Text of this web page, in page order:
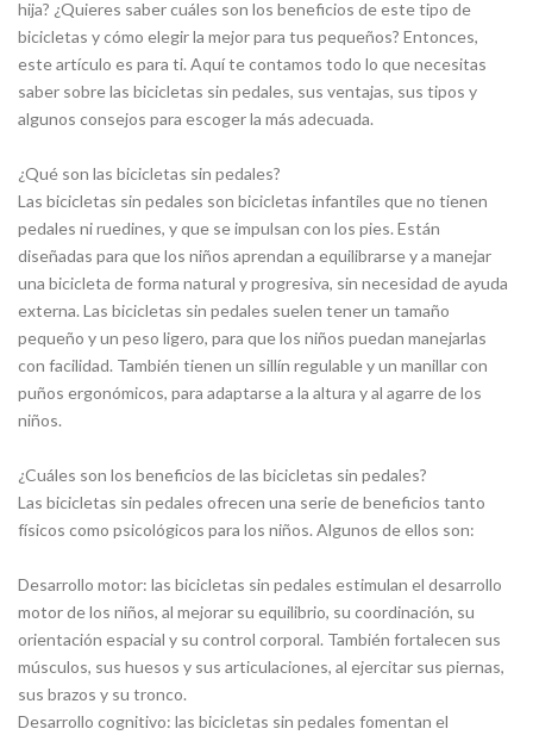
hija? ¿Quieres saber cuáles son los beneficios de este tipo de
bicicletas y cómo elegir la mejor para tus pequeños? Entonces,
este artículo es para ti. Aquí te contamos todo lo que necesitas
saber sobre las bicicletas sin pedales, sus ventajas, sus tipos y
algunos consejos para escoger la más adecuada.
¿Qué son las bicicletas sin pedales?
Las bicicletas sin pedales son bicicletas infantiles que no tienen
pedales ni ruedines, y que se impulsan con los pies. Están
diseñadas para que los niños aprendan a equilibrarse y a manejar
una bicicleta de forma natural y progresiva, sin necesidad de ayuda
externa. Las bicicletas sin pedales suelen tener un tamaño
pequeño y un peso ligero, para que los niños puedan manejarlas
con facilidad. También tienen un sillín regulable y un manillar con
puños ergonómicos, para adaptarse a la altura y al agarre de los
niños.
¿Cuáles son los beneficios de las bicicletas sin pedales?
Las bicicletas sin pedales ofrecen una serie de beneficios tanto
físicos como psicológicos para los niños. Algunos de ellos son:
Desarrollo motor: las bicicletas sin pedales estimulan el desarrollo
motor de los niños, al mejorar su equilibrio, su coordinación, su
orientación espacial y su control corporal. También fortalecen sus
músculos, sus huesos y sus articulaciones, al ejercitar sus piernas,
sus brazos y su tronco.
Desarrollo cognitivo: las bicicletas sin pedales fomentan el